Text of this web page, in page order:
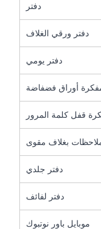
دفتر
دفتر ورقي الغلاف
دفتر يومي
أوراق فضفاضة
قفل كلمة المرور
بغلاف مقوى
دفتر جلدي
دفتر لفائف
موبايل باور نوتبوك